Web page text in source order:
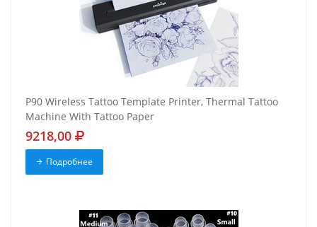
P90 Wireless Tattoo Template Printer, Thermal Tattoo
Machine With Tattoo Paper
9218,00
Подробнее